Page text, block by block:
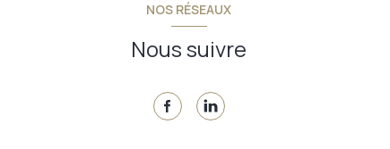
NOS RÉSEAUX
Nous suivre